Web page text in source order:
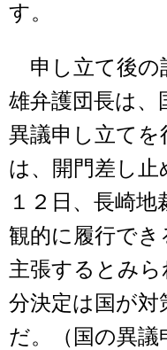
す。
申し立て後の
雄弁護団長は、
異議申し立てを
は、開門差し止
１２日、長崎
観的に履行でき
主張するとみ
分決定は国が
だ。（国の異